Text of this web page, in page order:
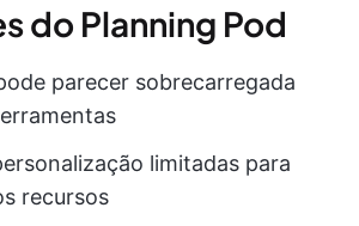
do Planning Pod
parecer sobrecarregada
limitadas para
recursos